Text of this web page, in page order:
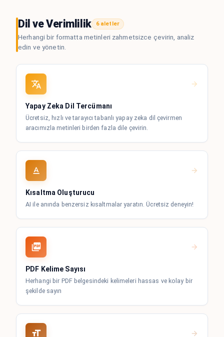
Dil ve Verimlilik 6 aletler
Herhangi bir formatta metinleri zahmetsizce çevirin, analiz
edin ve yönetin.
Yapay Zeka Dil Tercümanı
Ücretsiz, hızlı ve tarayıcı tabanlı yapay zeka dil çevirmen
aracımızla metinleri birden fazla dile çevirin.
Kısaltma Oluşturucu
AI ile anında benzersiz kısaltmalar yaratın. Ücretsiz deneyin!
PDF Kelime Sayısı
Herhangi bir PDF belgesindeki kelimeleri hassas ve kolay bir
şekilde sayın